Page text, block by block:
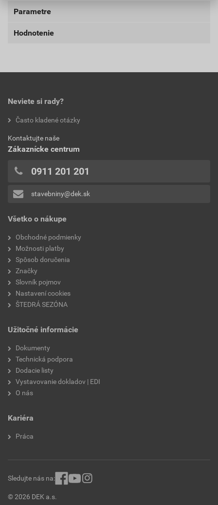
Parametre
materiál
priemer držiaka
Hodnotenie
0,0
hodnotilo 0 užívateľov
Pridávať hodnotenie môže iba prihlásený užívateľ.
Všetko o nákupe
Obchodné podmienky
Možnosti platby
Spôsob doručenia
Značky
Slovník pojmov
Nastavení cookies
ŠTEDRÁ SEZÓNA
Užitočné informácie
Dokumenty
Technická podpora
Dodacie listy
Vystavovanie dokladov | EDI
O nás
Kariéra
Práca
Neviete si rady?
Často kladené otázky
Kontaktujte naše
Zákaznícke centrum
0911 201 201
stavebniny@dek.sk
© 2026 DEK a.s.
Sledujte nás na: